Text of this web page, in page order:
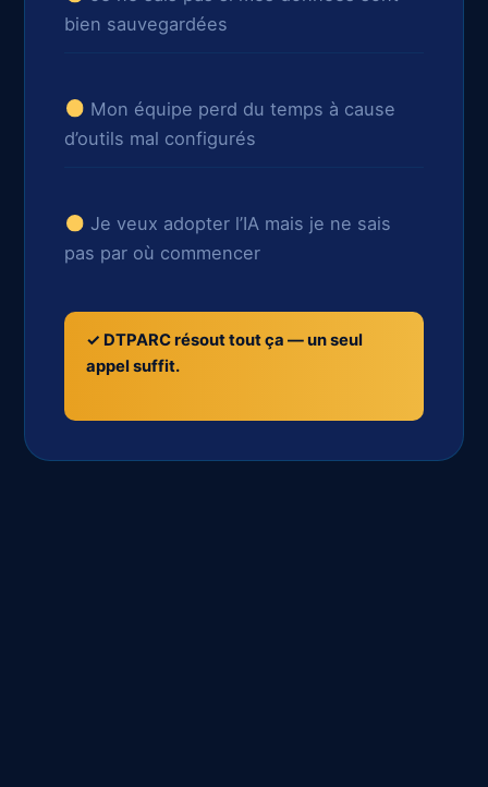
bien sauvegardées
Mon équipe perd du temps à cause
d’outils mal configurés
Je veux adopter l’IA mais je ne sais
pas par où commencer
✓ DTPARC résout tout ça — un seul
appel suffit.